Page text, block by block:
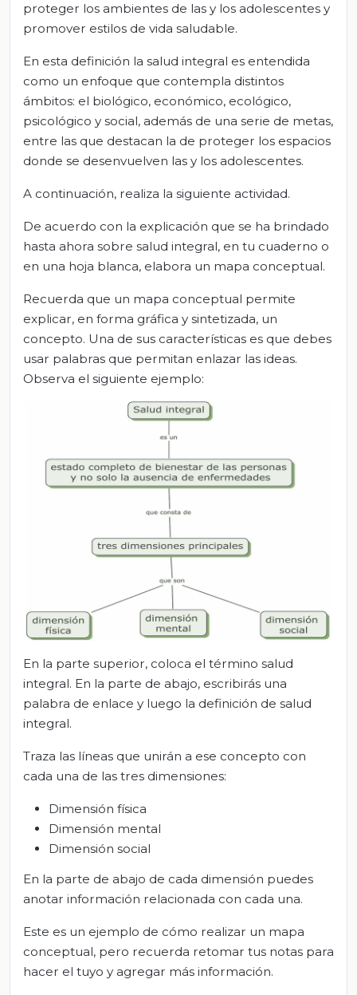
proteger los ambientes de las y los adolescentes y
promover estilos de vida saludable.
En esta definición la salud integral es entendida
como un enfoque que contempla distintos
ámbitos: el biológico, económico, ecológico,
psicológico y social, además de una serie de metas,
entre las que destacan la de proteger los espacios
donde se desenvuelven las y los adolescentes.
A continuación, realiza la siguiente actividad.
De acuerdo con la explicación que se ha brindado
hasta ahora sobre salud integral, en tu cuaderno o
en una hoja blanca, elabora un mapa conceptual.
Recuerda que un mapa conceptual permite
explicar, en forma gráfica y sintetizada, un
concepto. Una de sus características es que debes
usar palabras que permitan enlazar las ideas.
Observa el siguiente ejemplo:
En la parte superior, coloca el término salud
integral. En la parte de abajo, escribirás una
palabra de enlace y luego la definición de salud
integral.
Traza las líneas que unirán a ese concepto con
cada una de las tres dimensiones:
Dimensión física
Dimensión mental
Dimensión social
En la parte de abajo de cada dimensión puedes
anotar información relacionada con cada una.
Este es un ejemplo de cómo realizar un mapa
conceptual, pero recuerda retomar tus notas para
hacer el tuyo y agregar más información.